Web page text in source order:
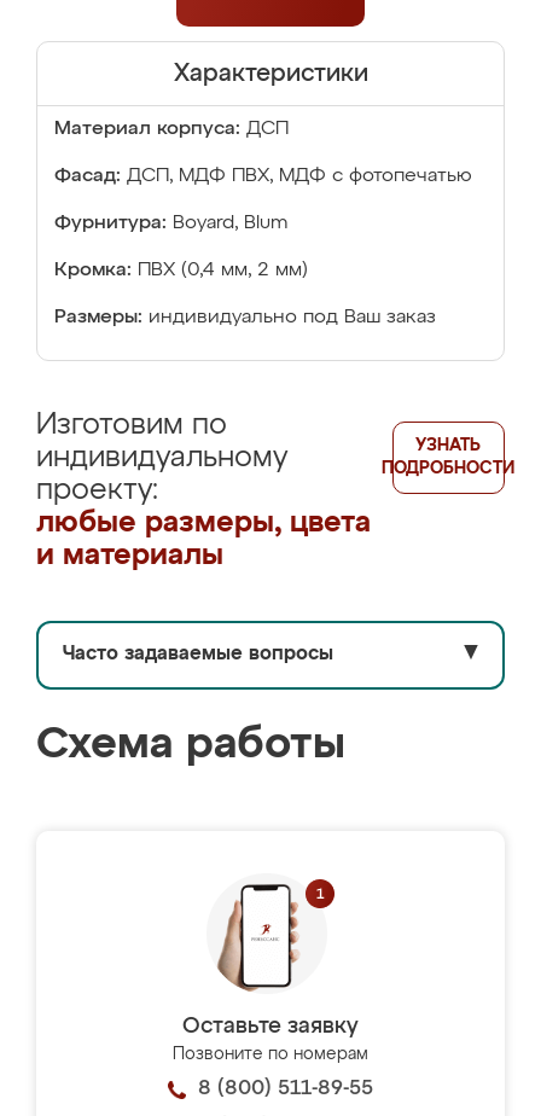
Характеристики
Материал корпуса: ДСП
Фасад: ДСП, МДФ ПВХ, МДФ с фотопечатью
Фурнитура: Boyard, Blum
Кромка: ПВХ (0,4 мм, 2 мм)
Размеры: индивидуально под Ваш заказ
Изготовим по
индивидуальному
проекту:
любые размеры, цвета
и материалы
УЗНАТЬ
ПОДРОБНОСТИ
Часто задаваемые вопросы ▼
Схема работы
Оставьте заявку
Позвоните по номерам
8 (800) 511-89-55